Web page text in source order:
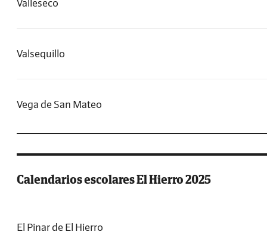
Valleseco
Valsequillo
Vega de San Mateo
Calendarios escolares El Hierro 2025
El Pinar de El Hierro